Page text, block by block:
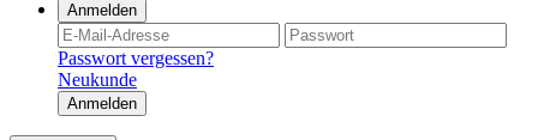
Anmelden
Passwort vergessen?
Neukunde
Anmelden